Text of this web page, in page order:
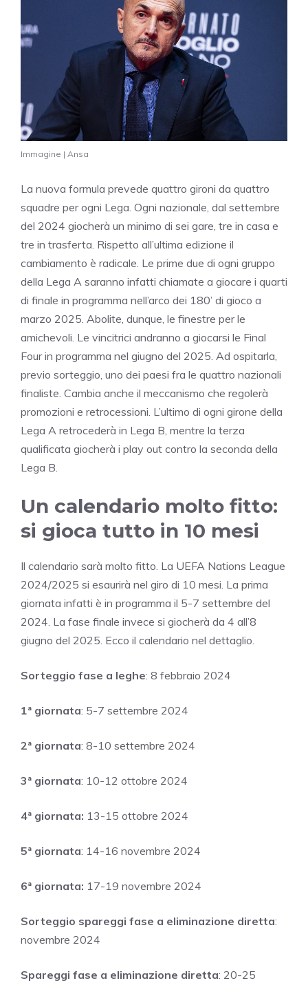
Immagine | Ansa
La nuova formula prevede quattro gironi da quattro
squadre per ogni Lega. Ogni nazionale, dal settembre
del 2024 giocherà un minimo di sei gare, tre in casa e
tre in trasferta. Rispetto all’ultima edizione il
cambiamento è radicale. Le prime due di ogni gruppo
della Lega A saranno infatti chiamate a giocare i quarti
di finale in programma nell’arco dei 180’ di gioco a
marzo 2025. Abolite, dunque, le finestre per le
amichevoli. Le vincitrici andranno a giocarsi le Final
Four in programma nel giugno del 2025. Ad ospitarla,
previo sorteggio, uno dei paesi fra le quattro nazionali
finaliste. Cambia anche il meccanismo che regolerà
promozioni e retrocessioni. L’ultimo di ogni girone della
Lega A retrocederà in Lega B, mentre la terza
qualificata giocherà i play out contro la seconda della
Lega B.
Un calendario molto fitto:
si gioca tutto in 10 mesi
Il calendario sarà molto fitto. La UEFA Nations League
2024/2025 si esaurirà nel giro di 10 mesi. La prima
giornata infatti è in programma il 5-7 settembre del
2024. La fase finale invece si giocherà da 4 all’8
giugno del 2025. Ecco il calendario nel dettaglio.
Sorteggio fase a leghe: 8 febbraio 2024
1ª giornata: 5-7 settembre 2024
2ª giornata: 8-10 settembre 2024
3ª giornata: 10-12 ottobre 2024
4ª giornata: 13-15 ottobre 2024
5ª giornata: 14-16 novembre 2024
6ª giornata: 17-19 novembre 2024
Sorteggio spareggi fase a eliminazione diretta:
novembre 2024
Spareggi fase a eliminazione diretta: 20-25